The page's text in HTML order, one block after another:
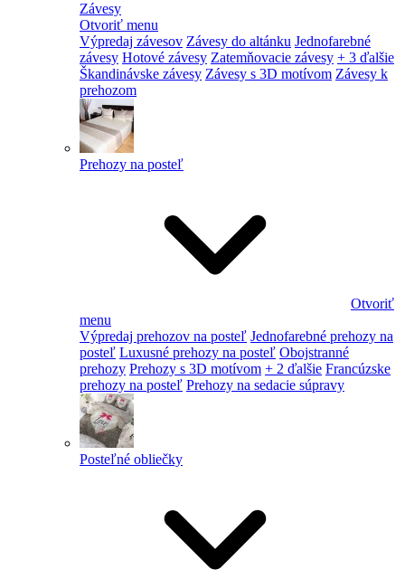
Závesy
Otvoriť menu
Výpredaj závesov Závesy do altánku Jednofarebné
závesy Hotové závesy Zatemňovacie závesy + 3 ďalšie
Škandinávske závesy Závesy s 3D motívom Závesy k
prehozom
Prehozy na posteľ
Otvoriť
menu
Výpredaj prehozov na posteľ Jednofarebné prehozy na
posteľ Luxusné prehozy na posteľ Obojstranné
prehozy Prehozy s 3D motívom + 2 ďalšie Francúzske
prehozy na posteľ Prehozy na sedacie súpravy
Posteľné obliečky